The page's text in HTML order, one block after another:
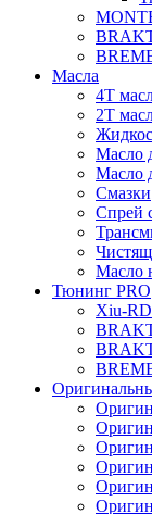
Масла
4Т
2Т
Масло
Масло
Смазки
Спрей
Масло
Тюнинг PRO
Xiu-